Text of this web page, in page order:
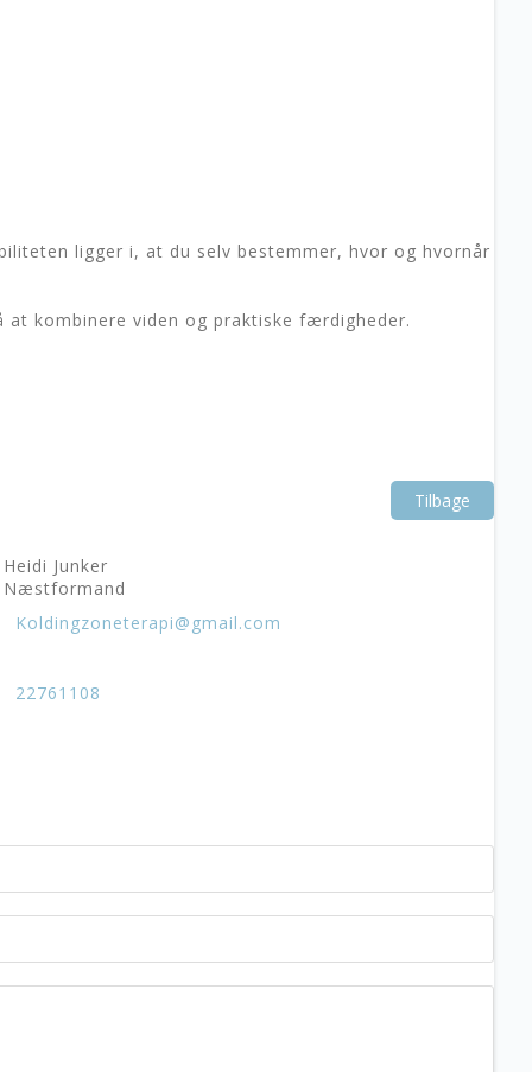
ligger i, at du selv bestemmer, hvor og hvornår
kombinere viden og praktiske færdigheder.
Tilbage
Heidi Junker
Næstformand
Koldingzoneterapi@gmail.com
22761108